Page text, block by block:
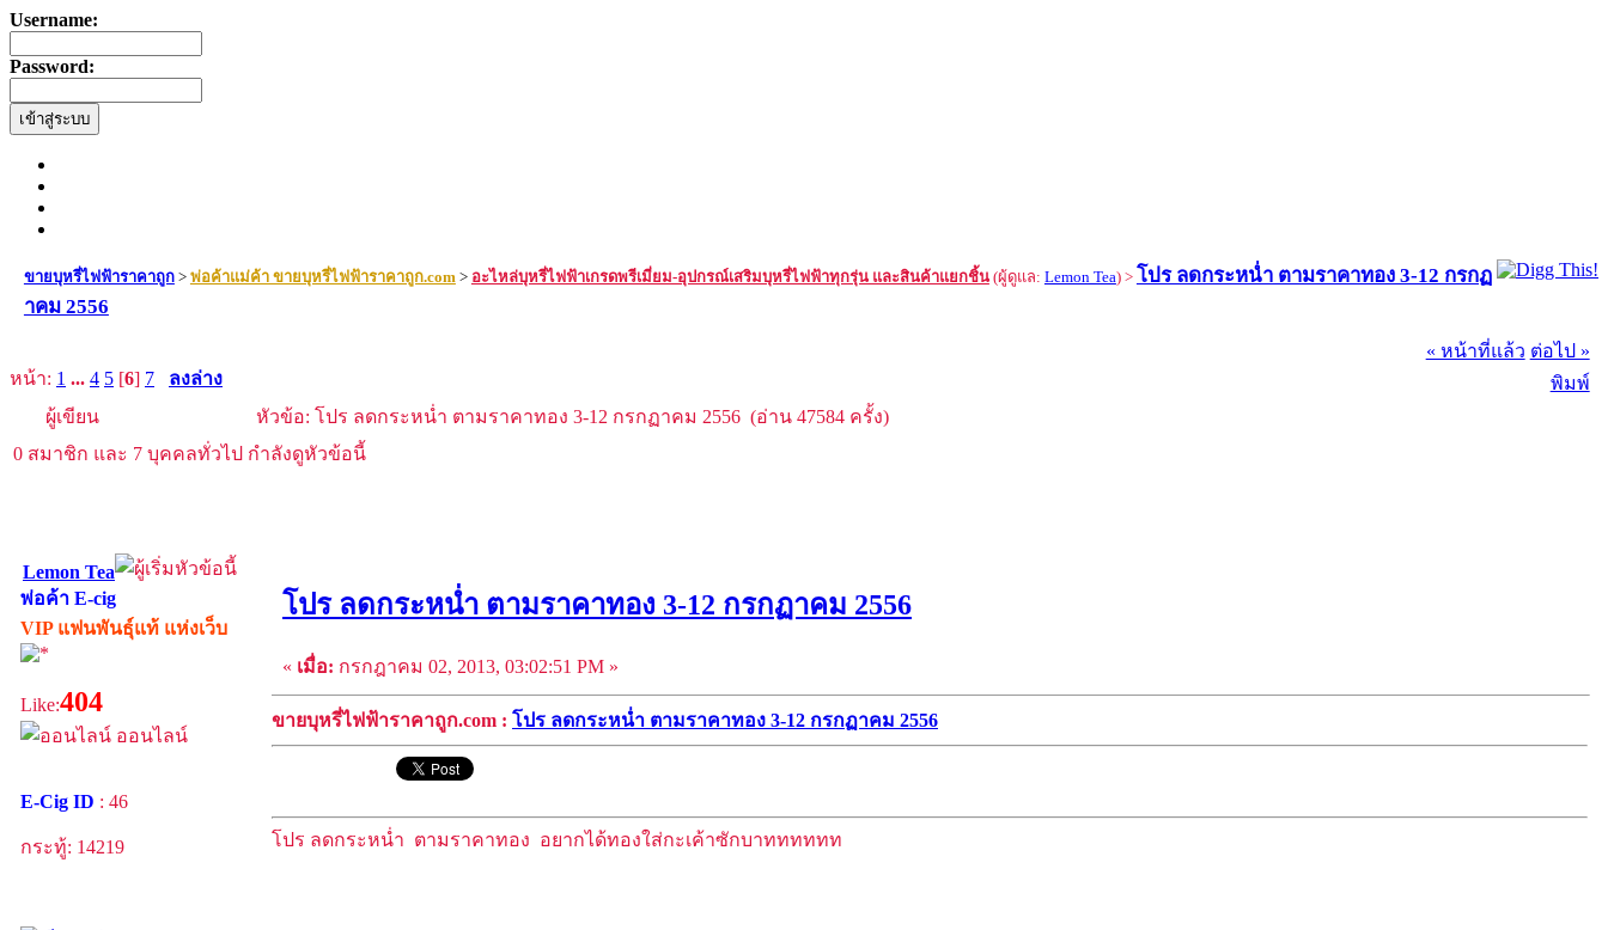
Username:
Password:
ขายบุหรี่ไฟฟ้าราคาถูก> พ่อค้าแม่ค้า ขายบุหรี่ไฟฟ้าราคาถูก.com> อะไหล่บุหรี่ไฟฟ้าเกรดพรีเมี่ยม-อุปกรณ์เสริมบุหรี่ไฟฟ้าทุกรุ่น และสินค้าแยกชิ้น(ผู้ดูแล: Lemon Tea) > โปร ลดกระหน่ำ ตามราคาทอง 3-12 กรกฏ
าคม 2556
หน้า: 1 ... 4 5 [6] 7 ลงล่าง
« หน้าที่แล้ว ต่อไป »
พิมพ์
ผู้เขียน
หัวข้อ: โปร ลดกระหน่ำ ตามราคาทอง 3-12 กรกฏาคม 2556 (อ่าน 47584 ครั้ง)
0 สมาชิก และ 7 บุคคลทั่วไป กำลังดูหัวข้อนี้
Lemon Tea
พ่อค้า E-cig
VIP แฟนพันธุ์แท้ แห่งเว็บ
Like:404
ออนไลน์
E-Cig ID : 46
กระทู้: 14219
โปร ลดกระหน่ำ ตามราคาทอง 3-12 กรกฏาคม 2556
« เมื่อ: กรกฎาคม 02, 2013, 03:02:51 PM »
ขายบุหรี่ไฟฟ้าราคาถูก.com : โปร ลดกระหน่ำ ตามราคาทอง 3-12 กรกฏาคม 2556
โปร ลดกระหน่ำ ตามราคาทอง อยากได้ทองใส่กะเค้าซักบาทททททท